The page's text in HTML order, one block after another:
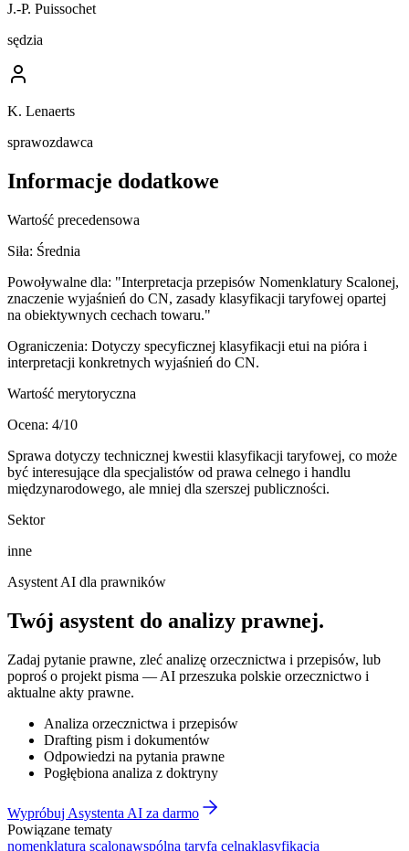
J.-P. Puissochet
sędzia
K. Lenaerts
sprawozdawca
Informacje dodatkowe
Wartość precedensowa
Siła: Średnia
Powoływalne dla: "Interpretacja przepisów Nomenklatury Scalonej,
znaczenie wyjaśnień do CN, zasady klasyfikacji taryfowej opartej
na obiektywnych cechach towaru."
Ograniczenia: Dotyczy specyficznej klasyfikacji etui na pióra i
interpretacji konkretnych wyjaśnień do CN.
Wartość merytoryczna
Ocena: 4/10
Sprawa dotyczy technicznej kwestii klasyfikacji taryfowej, co może
być interesujące dla specjalistów od prawa celnego i handlu
międzynarodowego, ale mniej dla szerszej publiczności.
Sektor
inne
Asystent AI dla prawników
Twój asystent do analizy prawnej.
Zadaj pytanie prawne, zleć analizę orzecznictwa i przepisów, lub
poproś o projekt pisma — AI przeszuka polskie orzecznictwo i
aktualne akty prawne.
Analiza orzecznictwa i przepisów
Drafting pism i dokumentów
Odpowiedzi na pytania prawne
Pogłębiona analiza z doktryny
Wypróbuj Asystenta AI za darmo
Powiązane tematy
nomenklatura scalonawspólna taryfa celnaklasyfikacja